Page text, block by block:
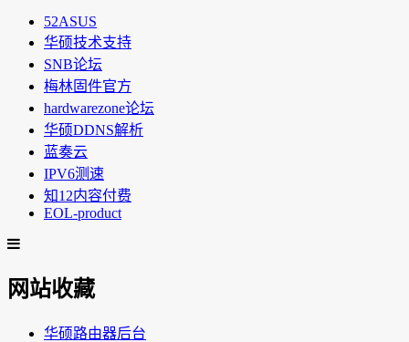
52ASUS
华硕技术支持
SNB论坛
梅林固件官方
hardwarezone论坛
华硕DDNS解析
蓝奏云
IPV6测速
知12内容付费
EOL-product
网站收藏
华硕路由器后台